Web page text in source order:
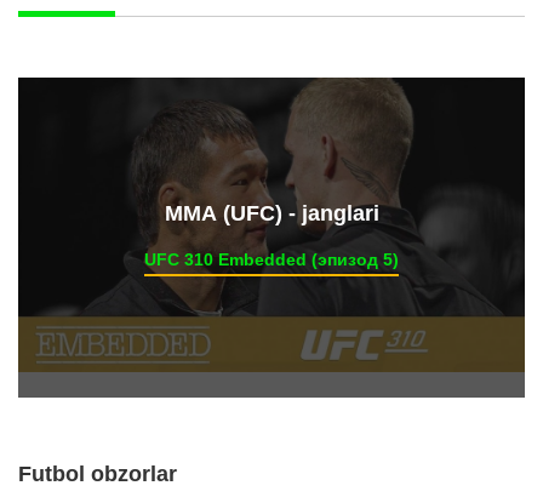
ММА (UFC) - janglari
UFC 310 Embedded (эпизод 5)
Futbol obzorlar